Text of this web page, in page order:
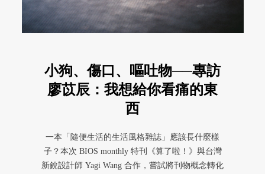
小狗、傷口、嘔吐物──專訪
廖苡辰：我想給你看痛的東
西
一本「隨便生活的生活風格雜誌」應該長什麼樣
子？本次 BIOS monthly 特刊《算了啦！》與台灣
新銳設計師 Yagi Wang 合作，嘗試將刊物概念轉化